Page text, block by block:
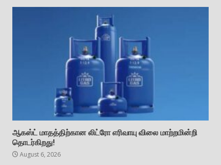
ஆகஸ்ட் மாதத்திற்கான லிட்ரோ எரிவாயு விலை மாற்றமின்றி
தொடர்கிறது!
August 6, 2026